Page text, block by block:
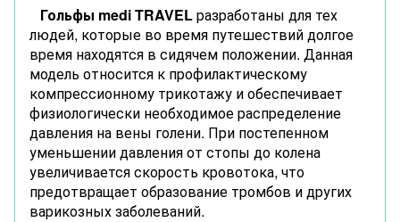
Гольфы medi TRAVELразработаны для тех
людей, которые во время путешествий долгое
время находятся в сидячем положении. Данная
модель относится к профилактическому
компрессионному трикотажу и обеспечивает
физиологически необходимое распределение
давления на вены голени. При постепенном
уменьшении давления от стопы до колена
увеличивается скорость кровотока, что
предотвращает образование тромбов и других
варикозных заболеваний.